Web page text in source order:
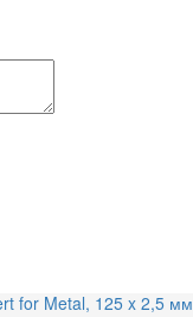
for Metal, 125 x 2,5 мм